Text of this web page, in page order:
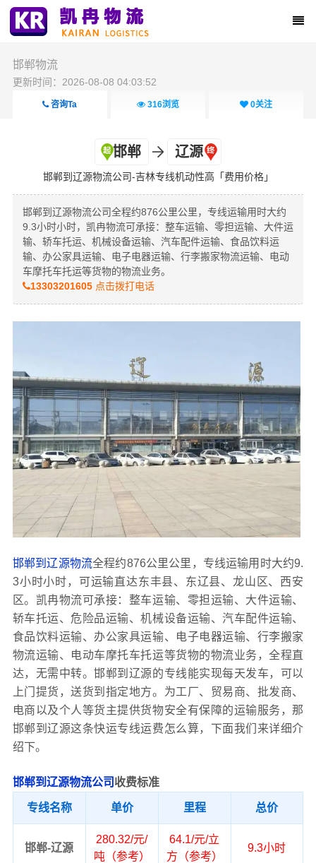
邯郸物流
更新时间：2026-08-08 04:03:52
咨询Ta 316浏览 0关注
邯郸 辽源
邯郸到辽源物流公司-吉林专线机动性高「费用价格」
邯郸到辽源物流公司全程约876公里公里，专线运输用时大约
9.3小时小时，凯冉物流可承接：整车运输、零担运输、大件运
输、轿车托运、机械设备运输、汽车配件运输、食品饮料运
输、办公家具运输、电子电器运输、行李搬家物流运输、电动
车摩托车托运等货物的物流业务。
13303201605点击拨打电话
邯郸到辽源物流全程约876公里公里，专线运输用时大约9.
3小时小时，可运输直达东丰县、东辽县、龙山区、西安
区。凯冉物流可承接：整车运输、零担运输、大件运输、
轿车托运、危险品运输、机械设备运输、汽车配件运输、
食品饮料运输、办公家具运输、电子电器运输、行李搬家
物流运输、电动车摩托车托运等货物的物流业务，全程直
达，无需中转。邯郸到辽源的专线能实现每天发车，可以
上门提货，送货到指定地方。为工厂、贸易商、批发商、
电商以及个人等货主提供货物安全有保障的运输服务，那
邯郸到辽源这条快运专线运费怎么算，下面我们来详细介
绍下。
邯郸到辽源物流公司 收费标准
专线名称 单价 里程 总价
邯郸-辽源
280.32/元/
吨（参考）
64.1/元/立
方（参考）
9.3小时